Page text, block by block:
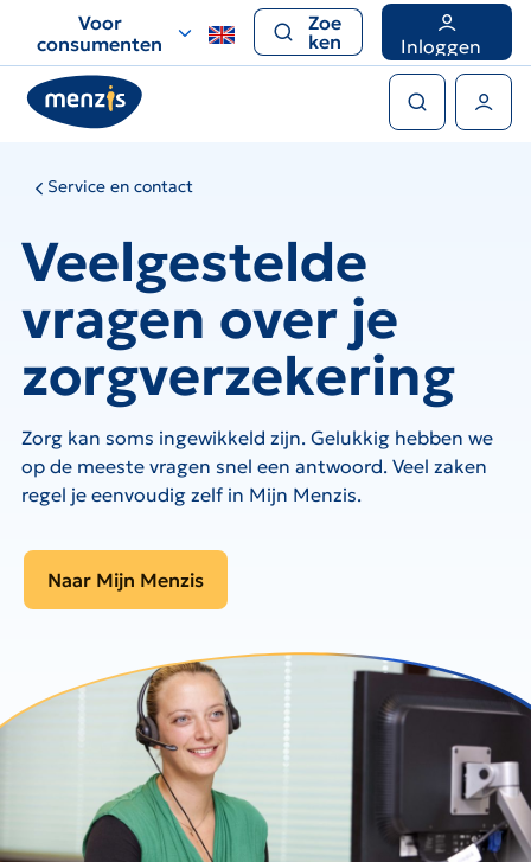
voor
snelle
navigatie
Voor
consumenten
Zoe
ken
Inloggen
Service en contact
Veelgestelde
vragen over je
zorgverzekering
Zorg kan soms ingewikkeld zijn. Gelukkig hebben we
op de meeste vragen snel een antwoord. Veel zaken
regel je eenvoudig zelf in Mijn Menzis.
Naar Mijn Menzis